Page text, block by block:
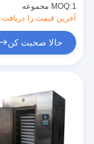
MOQ:1 مجموعه
آخرین قیمت را دریافت
حالا صحبت کن